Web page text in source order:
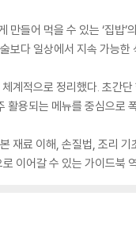
만들어 먹을 수 있는 ‘집밥
보다 일상에서 지속 가능
계적으로 정리했다. 초간
활용되는 메뉴를 중심으로
재료 이해, 손질법, 조리
이어갈 수 있는 가이드북